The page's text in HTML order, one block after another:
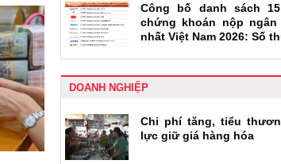
Công bố danh sách
chứng khoán nộp
nhất Việt Nam 2026: Số
DOANH NGHIỆP
Chi phí tăng, tiểu
lực giữ giá hàng hóa